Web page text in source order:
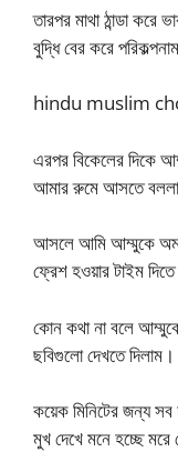
তারপর মাথা ঠান্ডা
বুদ্ধি বের করে
hindu muslim
এরপর বিকেলের দিকে
আমার রুমে আসতে
আসলে আমি আম্মুকে
ফ্রেশ হওয়ার টাইম দিতে
কোন কথা না বলে
ছবিগুলো দেখতে দিলাম।
কয়েক মিনিটের জন্য সব
মুখ দেখে মনে হচ্ছে